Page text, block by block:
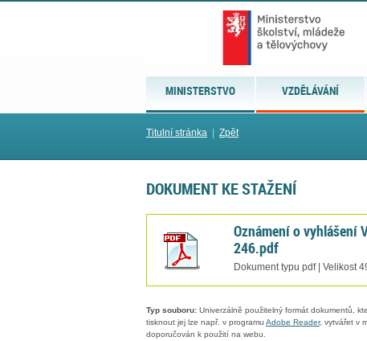
MINISTERSTVO VZDĚLÁVÁNÍ
Titulní stránka Zpět
DOKUMENT KE STAŽENÍ
Oznámení o vyhlášení
246.pdf
Dokument typu pdf | Velikost
Typ souboru: Univerzálně použitelný formát dokumentů,
tisknout jej lze např. v programu Adobe Reader, vytvářet v
doporučován k použití na webu.